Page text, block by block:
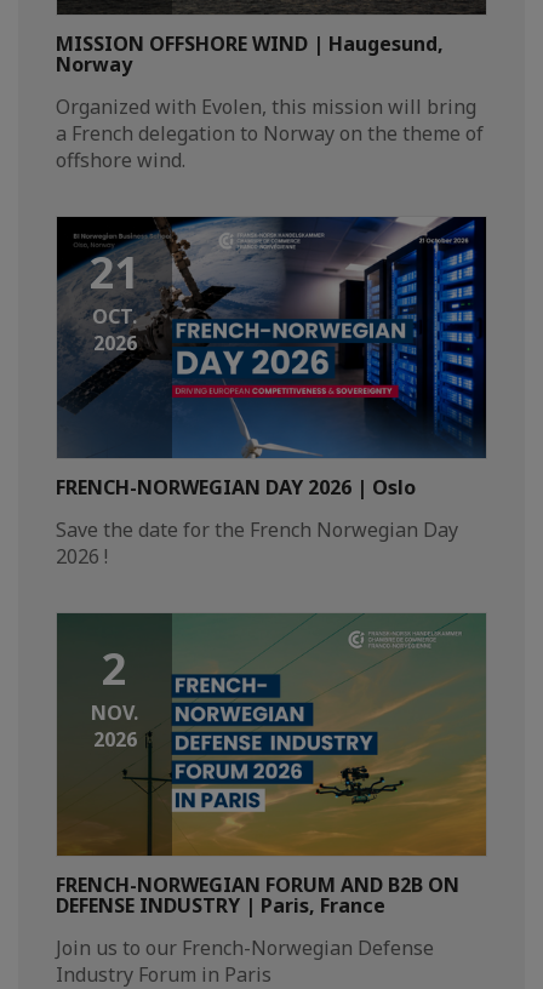
MISSION OFFSHORE WIND | Haugesund,
Norway
Organized with Evolen, this mission will bring
a French delegation to Norway on the theme of
offshore wind.
21
OCT.
2026
FRENCH-NORWEGIAN DAY 2026 | Oslo
Save the date for the French Norwegian Day
2026 !
2
NOV.
2026
FRENCH-NORWEGIAN FORUM AND B2B ON
DEFENSE INDUSTRY | Paris, France
Join us to our French-Norwegian Defense
Industry Forum in Paris